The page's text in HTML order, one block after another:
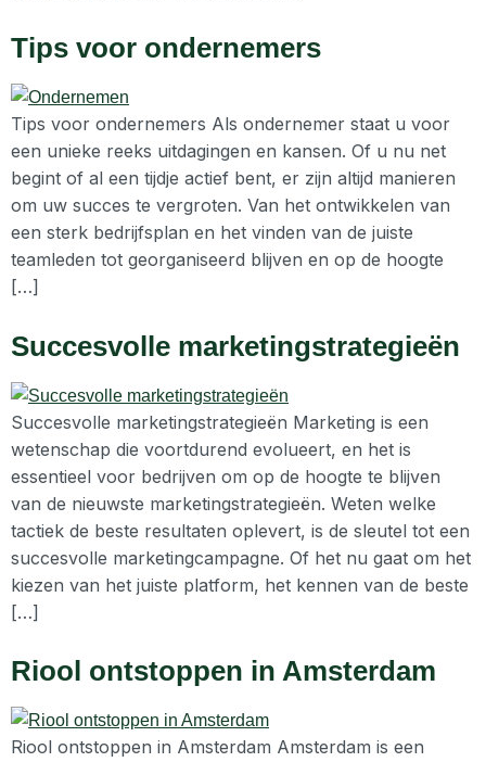
Tips voor ondernemers
Tips voor ondernemers Als ondernemer staat u voor
een unieke reeks uitdagingen en kansen. Of u nu net
begint of al een tijdje actief bent, er zijn altijd manieren
om uw succes te vergroten. Van het ontwikkelen van
een sterk bedrijfsplan en het vinden van de juiste
teamleden tot georganiseerd blijven en op de hoogte
[…]
Succesvolle marketingstrategieën
Succesvolle marketingstrategieën Marketing is een
wetenschap die voortdurend evolueert, en het is
essentieel voor bedrijven om op de hoogte te blijven
van de nieuwste marketingstrategieën. Weten welke
tactiek de beste resultaten oplevert, is de sleutel tot een
succesvolle marketingcampagne. Of het nu gaat om het
kiezen van het juiste platform, het kennen van de beste
[…]
Riool ontstoppen in Amsterdam
Riool ontstoppen in Amsterdam Amsterdam is een